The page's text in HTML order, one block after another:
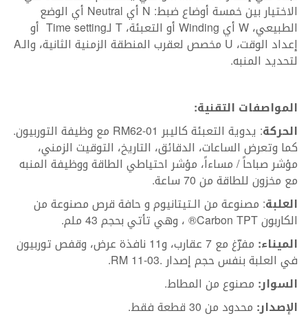
الاختيار بين خمسة أوضاع ضبط: N أي Neutral أي الوضع
الطبيعي، W أي Winding أو التعبئة، T لـTime setting أو
إعداد الوقت، U مخصص لعقرب المنطقة الزمنية الثانية، والـA
لتحديد المنبه.
المواصفات التقنية:
الحركة
: يدوية التعبئة كاليبر RM62-01 مع وظيفة التوربيون.
كما وتعرض الساعات، الدقائق، التاريخ، التوقيت الزمني،
مؤشر صباحاً / مساءاً، مؤشر احتياطي الطاقة ووظيفة المنبه
مع مخزون للطاقة من 70 ساعة.
العلبة: مصنوعة من الـتيتانيوم و حافة قرص مصنوعة من
الكاربون Carbon TPT® ، وهي تأتي بحجم 43 ملم.
الميناء:
مفرّغ مع 7 عقارب، و11 نافذة عرض، وقفص توربيون
في العلبة بنفس حجم إصدار .RM 11-03.
السوار: مصنوع من المطاط.
الإصدار: محدود من 30 قطعة فقط.